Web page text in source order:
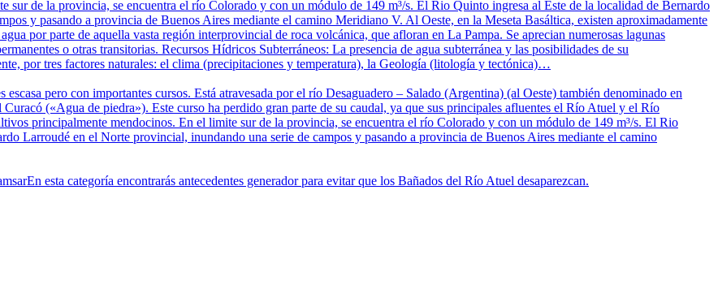
sur de la provincia, se encuentra el río Colorado y con un módulo de 149 m³/s. El Rio Quinto ingresa al Este de la localidad de Bernardo
y pasando a provincia de Buenos Aires mediante el camino Meridiano V. Al Oeste, en la Meseta Basáltica, existen aproximadamente
por parte de aquella vasta región interprovincial de roca volcánica, que afloran en La Pampa. Se aprecian numerosas lagunas
o otras transitorias. Recursos Hídricos Subterráneos: La presencia de agua subterránea y las posibilidades de su
por tres factores naturales: el clima (precipitaciones y temperatura), la Geología (litología y tectónica)…
escasa pero con importantes cursos. Está atravesada por el río Desaguadero – Salado (Argentina) (al Oeste) también denominado en
(«Agua de piedra»). Este curso ha perdido gran parte de su caudal, ya que sus principales afluentes el Río Atuel y el Río
principalmente mendocinos. En el limite sur de la provincia, se encuentra el río Colorado y con un módulo de 149 m³/s. El Rio
Larroudé en el Norte provincial, inundando una serie de campos y pasando a provincia de Buenos Aires mediante el camino
En esta categoría encontrarás antecedentes generador para evitar que los Bañados del Río Atuel desaparezcan.